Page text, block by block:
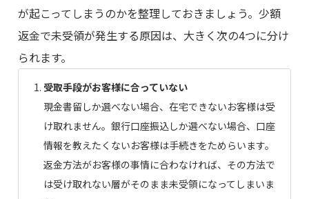
が起こってしまうのかを整理しておきましょう。少額
返金で未受領が発生する原因は、大きく次の4つに分け
られます。
受取手段がお客様に合っていない
現金書留しか選べない場合、在宅できないお客様は受
け取れません。銀行口座振込しか選べない場合、口座
情報を教えたくないお客様は手続きをためらいます。
返金方法がお客様の事情に合わなければ、その方法で
は受け取れない層がそのまま未受領になってしまいま